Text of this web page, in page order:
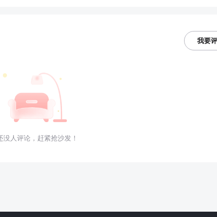
我要
没人评论，赶紧抢沙发！